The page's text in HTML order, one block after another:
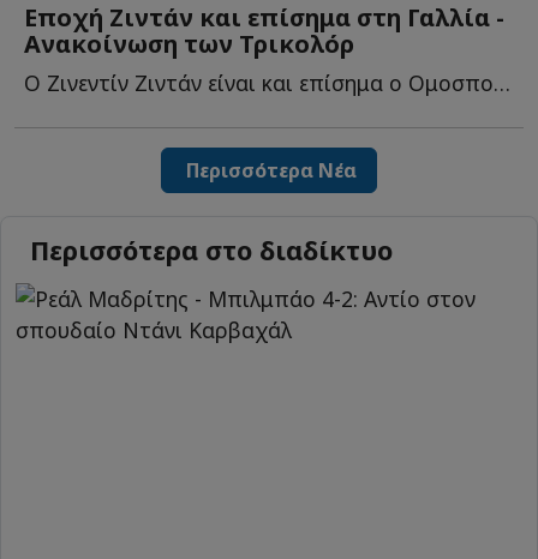
Εποχή Ζιντάν και επίσημα στη Γαλλία -
Ανακοίνωση των Τρικολόρ
Ο Ζινεντίν Ζιντάν είναι και επίσημα ο Ομοσπονδιακός π...
Περισσότερα Νέα
Περισσότερα στο διαδίκτυο